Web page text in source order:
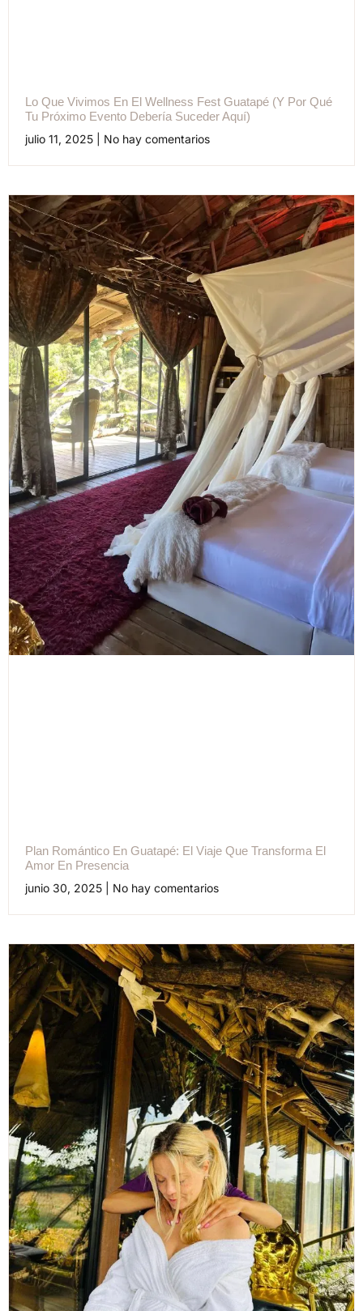
Lo Que Vivimos En El Wellness Fest Guatapé (y Por Qué
Tu Próximo Evento Debería Suceder Aquí)
julio 11, 2025
No hay comentarios
Plan Romántico En Guatapé: El Viaje Que Transforma El
Amor En Presencia
junio 30, 2025
No hay comentarios